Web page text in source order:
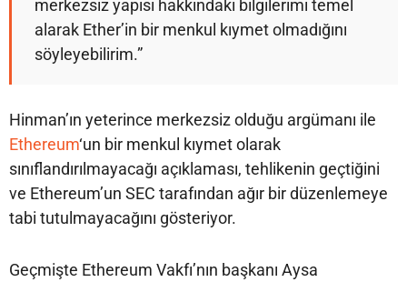
merkezsiz yapısı hakkındaki bilgilerimi temel
alarak Ether’in bir menkul kıymet olmadığını
söyleyebilirim.”
Hinman’ın yeterince merkezsiz olduğu argümanı ile
Ethereum‘un bir menkul kıymet olarak
sınıflandırılmayacağı açıklaması, tehlikenin geçtiğini
ve Ethereum’un SEC tarafından ağır bir düzenlemeye
tabi tutulmayacağını gösteriyor.
Geçmişte Ethereum Vakfı’nın başkanı Aysa